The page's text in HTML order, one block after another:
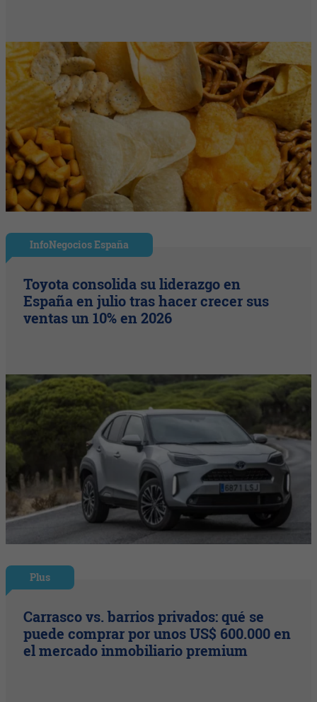
InfoNegocios España
Toyota consolida su liderazgo en
España en julio tras hacer crecer sus
ventas un 10% en 2026
Plus
Carrasco vs. barrios privados: qué se
puede comprar por unos US$ 600.000 en
el mercado inmobiliario premium